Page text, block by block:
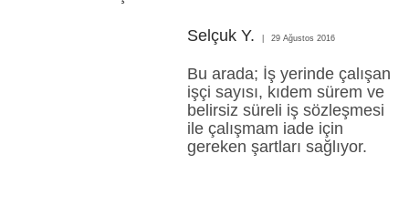
Selçuk Y. 29 Ağustos 2016
Bu arada; İş yerinde çalışan
işçi sayısı, kıdem sürem ve
belirsiz süreli iş sözleşmesi
ile çalışmam iade için
gereken şartları sağlıyor.